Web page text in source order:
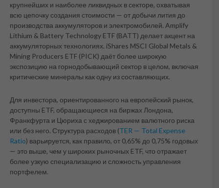
крупнейших и наиболее ликвидных в секторе, охватывая
всю цепочку создания стоимости — от добычи лития до
производства аккумуляторов и электромобилей. Amplify
Lithium & Battery Technology ETF (BATT) делает акцент на
аккумуляторных технологиях. iShares MSCI Global Metals &
Mining Producers ETF (PICK) даёт более широкую
экспозицию на горнодобывающий сектор в целом, включая
критические минералы как одну из составляющих.
Для инвестора, ориентированного на европейский рынок,
доступны ETF, обращающиеся на биржах Лондона,
Франкфурта и Цюриха с хеджированием валютного риска
или без него. Структура расходов (TER — Total Expense
Ratio) варьируется, как правило, от 0,65% до 0,75% годовых
— это выше, чем у широких рыночных ETF, что отражает
более узкую специализацию и сложность управления
портфелем.